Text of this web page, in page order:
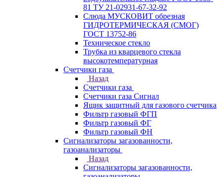
81 ТУ 21-02931-67-32-92
Слюда МУСКОВИТ обрезная
ГИДРОТЕРМИЧЕСКАЯ (СМОГ)
ГОСТ 13752-86
Техническое стекло
Трубка из кварцевого стекла
высокотемпературная
Счетчики газа
Назад
Счетчики газа
Счетчики газа Сигнал
Ящик защитный для газового счетчика
Фильтр газовый ФГП
Фильтр газовый ФГ
Фильтр газовый ФН
Сигнализаторы загазованности,
газоанализаторы
Назад
Сигнализаторы загазованности,